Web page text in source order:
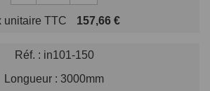
unitaire TTC 157,66 €
Réf. : in101-150
Longueur : 3000mm